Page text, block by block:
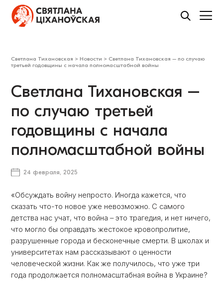
Светлана Тихановская > Новости > Светлана Тихановская – по случаю
третьей годовщины с начала полномасштабной войны
Светлана Тихановская –
по случаю третьей
годовщины с начала
полномасштабной войны
24 февраля, 2025
«Обсуждать войну непросто. Иногда кажется, что
сказать что-то новое уже невозможно. С самого
детства нас учат, что война – это трагедия, и нет ничего,
что могло бы оправдать жестокое кровопролитие,
разрушенные города и бесконечные смерти. В школах и
университетах нам рассказывают о ценности
человеческой жизни. Как же получилось, что уже три
года продолжается полномасштабная война в Украине?